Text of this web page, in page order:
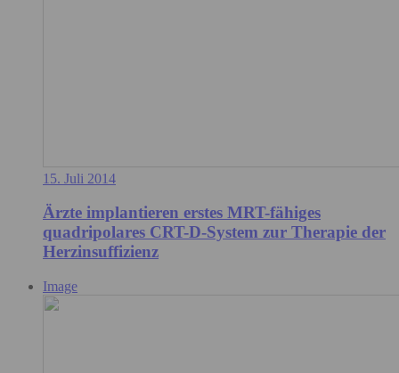
15. Juli 2014
Ärzte implantieren erstes MRT-fähiges
quadripolares CRT-D-System zur Therapie der
Herzinsuffizienz
Image